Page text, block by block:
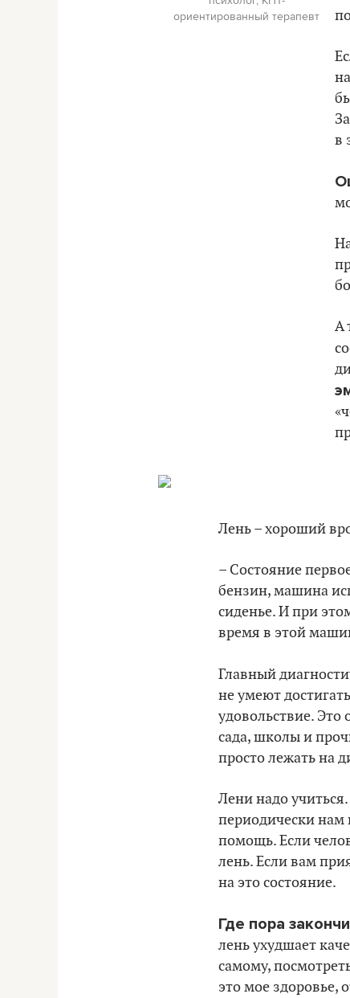
ориентированный терапевт
в
А
Лень – хороший
– Состояние
бензин, машина
сиденье. И при
время в этой
Главный
не умеют
удовольствие.
сада, школы и
просто лежать на
Лени надо
периодически нам
помощь. Если
лень. Если вам
на это состояние.
Где пора
лень ухудшает
самому,
это мое здоровье,